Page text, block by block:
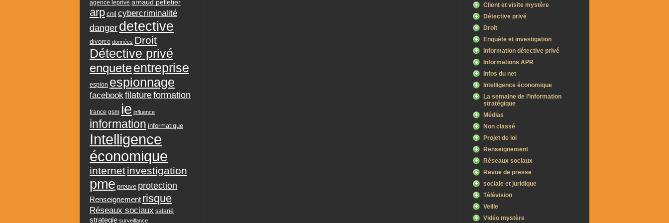
Client et visite mystère
Détective privé
Droit
Enquête et investigation
information détective privé
Informations APR
Infos du net
Intelligence économique
La semaine de l’information
stratégique
Médias
Non classé
Projet de loi
Renseignement
Réseaux sociaux
Revue de presse
sociale et juridique
Télévision
Veille
Vidéo mystère
agence leprivé arnaud pelletier
arp cnil cybercriminalité
danger detective
divorce données Droit
Détective privé
enqueteentreprise
espion espionnage
facebookfilatureformation
france gsm ie influence
information informatique
Intelligence
économique
internetinvestigation
pme preuve protection
Renseignement risque
Réseaux sociaux salarié
strategie surveillance